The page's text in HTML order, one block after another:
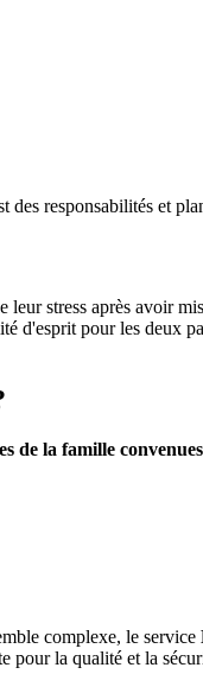
des responsabilités et
stress après avoir
d'esprit pour les deux
de la famille
complexe, le service
pour la qualité et la